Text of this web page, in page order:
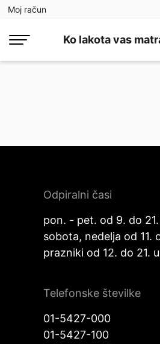
Moj račun
Ko lakota vas
Odpiralni časi
pon. - pet. od 9. do
sobota, nedelja od 11.
prazniki od 12. do 21.
Telefonske številke
01-5427-000
01-5427-100